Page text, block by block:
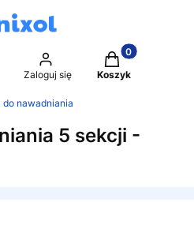
wyszukiwarkę
Zaloguj się
Produkty w
Koszyk
nawadniania
5 sekcji -